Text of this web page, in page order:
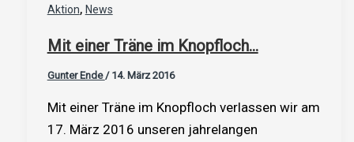
Aktion, News
Mit einer Träne im Knopfloch…
Gunter Ende / 14. März 2016
Mit einer Träne im Knopfloch verlassen wir am
17. März 2016 unseren jahrelangen